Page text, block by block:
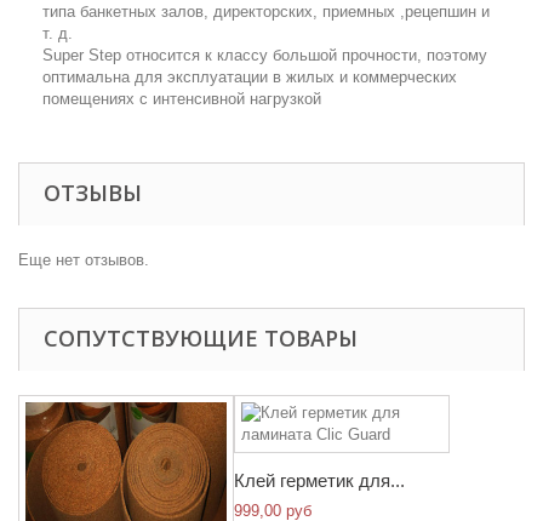
типа банкетных залов, директорских, приемных ,рецепшин и
т. д.
Super Step относится к классу большой прочности, поэтому
оптимальна для эксплуатации в жилых и коммерческих
помещениях с интенсивной нагрузкой
ОТЗЫВЫ
Еще нет отзывов.
СОПУТСТВУЮЩИЕ ТОВАРЫ
Клей герметик для...
999,00 руб